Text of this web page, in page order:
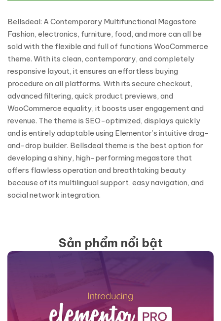
Bellsdeal: A Contemporary Multifunctional Megastore
Fashion, electronics, furniture, food, and more can all be
sold with the flexible and full of functions WooCommerce
theme. With its clean, contemporary, and completely
responsive layout, it ensures an effortless buying
procedure on all platforms. With its secure checkout,
advanced filtering, quick product previews, and
WooCommerce equality, it boosts user engagement and
revenue. The theme is SEO-optimized, displays quickly
and is entirely adaptable using Elementor’s intuitive drag-
and-drop builder. Bellsdeal theme is the best option for
developing a shiny, high-performing megastore that
offers flawless operation and breathtaking beauty
because of its multilingual support, easy navigation, and
social network integration.
Sản phẩm nổi bật